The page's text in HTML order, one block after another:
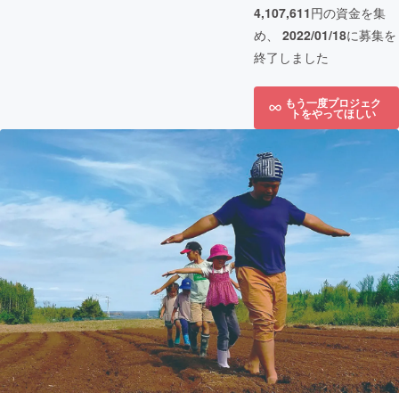
4,107,611円の資金を集
め、 2022/01/18に募集を
終了しました
もう一度プロジェク
トをやってほしい